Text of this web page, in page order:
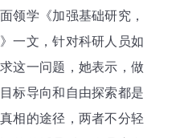
领学《加强基础研究，
一文，针对科研人员如
这一问题，她表示，做
标导向和自由探索都是
相的途径，两者不分轻